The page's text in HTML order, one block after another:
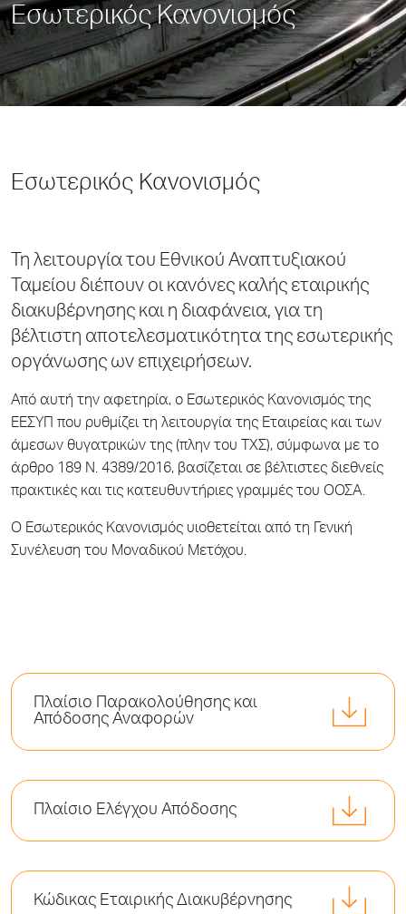
Εσωτερικός Κανονισμός
Εσωτερικός Κανονισμός
Τη λειτουργία του Εθνικού Αναπτυξιακού
Ταμείου διέπουν οι κανόνες καλής εταιρικής
διακυβέρνησης και η διαφάνεια, για τη
βέλτιστη αποτελεσματικότητα της εσωτερικής
οργάνωσης ων επιχειρήσεων.
Από αυτή την αφετηρία, ο Εσωτερικός Κανονισμός της
ΕΕΣΥΠ που ρυθμίζει τη λειτουργία της Εταιρείας και των
άμεσων θυγατρικών της (πλην του ΤΧΣ), σύμφωνα με το
άρθρο 189 Ν. 4389/2016, βασίζεται σε βέλτιστες διεθνείς
πρακτικές και τις κατευθυντήριες γραμμές του ΟΟΣΑ.
Ο Εσωτερικός Κανονισμός υιοθετείται από τη Γενική
Συνέλευση του Μοναδικού Μετόχου.
Πλαίσιο Παρακολούθησης και
Απόδοσης Αναφορών
Πλαίσιο Ελέγχου Απόδοσης
Κώδικας Εταιρικής Διακυβέρνησης